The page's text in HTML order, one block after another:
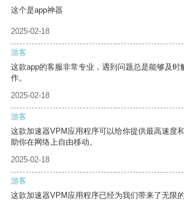
这个是app神器
2025-02-18
游客
这款app的客服非常专业，遇到问题总是能够及时
作。
2025-02-18
游客
这款加速器VPM应用程序可以给你提供最高速度
助你在网络上自由移动。
2025-02-18
游客
这款加速器VPM应用程序已经为我们带来了无限